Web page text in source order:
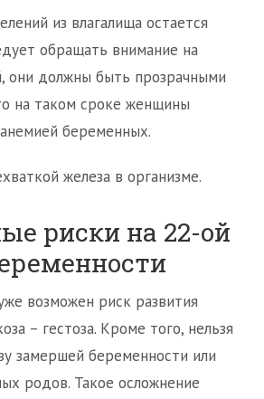
из влагалища остается
обращать внимание на
они должны быть прозрачными
на таком сроке женщины
беременных.
железа в организме.
риски на 22-ой
возможен риск развития
– гестоза. Кроме того, нельзя
замершей беременности или
родов. Такое осложнение